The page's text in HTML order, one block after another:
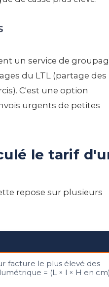
un service de
du LTL (partage des
C'est une option
urgents de petites
le tarif
repose sur plusieurs
facture le plus élevé des
= (L × l × H en